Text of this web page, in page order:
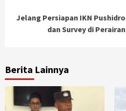
Jelang Persiapan IKN
dan Survey di
Berita Lainnya